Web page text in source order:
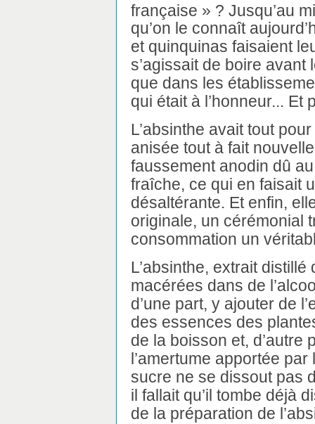
française » ? Jusqu’au
qu’on le connaît
et quinquinas faisaient
s’agissait de boire
que dans les
qui était à l’honneur... Et
L’absinthe avait tout
anisée tout à fait
faussement anodin dû
fraîche, ce qui en faisait
désaltérante. Et enfin,
originale, un cérémonial
consommation un
L’absinthe, extrait
macérées dans de
d’une part, y ajouter de
des essences des
de la boisson et, d’autre
l’amertume apportée
sucre ne se dissout pas
il fallait qu’il tombe déjà
de la préparation de